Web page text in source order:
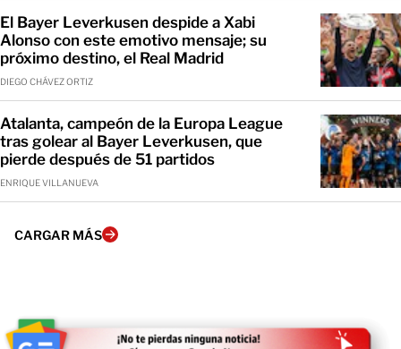
El Bayer Leverkusen despide a Xabi
Alonso con este emotivo mensaje; su
próximo destino, el Real Madrid
DIEGO CHÁVEZ ORTIZ
Atalanta, campeón de la Europa League
tras golear al Bayer Leverkusen, que
pierde después de 51 partidos
ENRIQUE VILLANUEVA
CARGAR MÁS